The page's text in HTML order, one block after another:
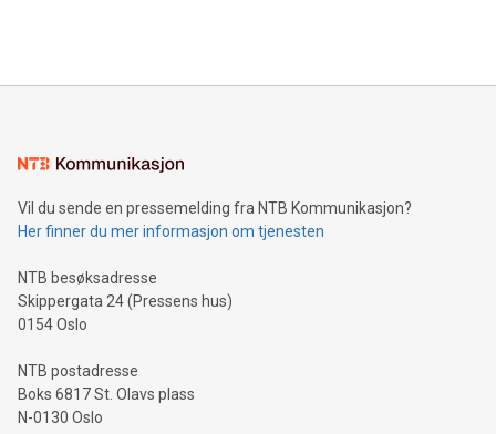
Vil du sende en pressemelding fra NTB Kommunikasjon?
Her finner du mer informasjon om tjenesten
NTB besøksadresse
Skippergata 24 (Pressens hus)
0154 Oslo
NTB postadresse
Boks 6817 St. Olavs plass
N-0130 Oslo